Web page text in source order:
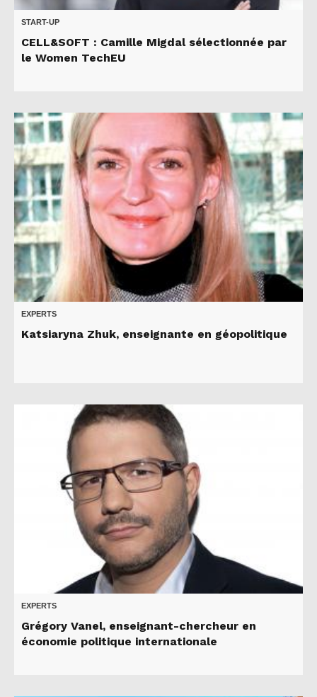
START-UP
CELL&SOFT : Camille Migdal sélectionnée par
le Women TechEU
EXPERTS
Katsiaryna Zhuk, enseignante en géopolitique
EXPERTS
Grégory Vanel, enseignant-chercheur en
économie politique internationale